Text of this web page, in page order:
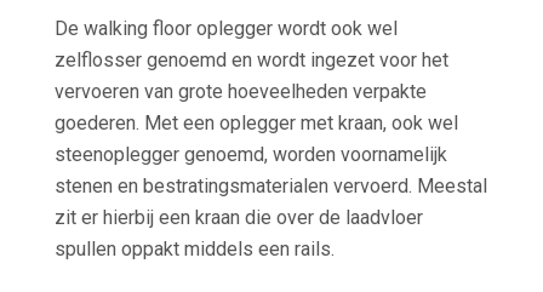
De walking floor oplegger wordt ook wel
zelflosser genoemd en wordt ingezet voor het
vervoeren van grote hoeveelheden verpakte
goederen. Met een oplegger met kraan, ook wel
steenoplegger genoemd, worden voornamelijk
stenen en bestratingsmaterialen vervoerd. Meestal
zit er hierbij een kraan die over de laadvloer
spullen oppakt middels een rails.